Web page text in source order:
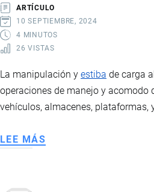
ARTÍCULO
10 SEPTIEMBRE, 2024
4 MINUTOS
26 VISTAS
La manipulación y estiba de carga
operaciones de manejo y acomodo
vehículos, almacenes, plataformas,
LEE MÁS